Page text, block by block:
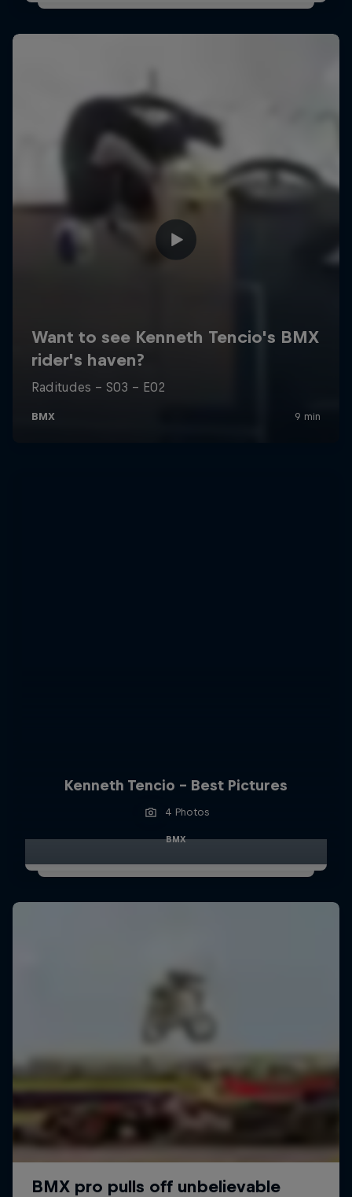
Kenneth Tencio - Best Pictures
4 Photos
BMX